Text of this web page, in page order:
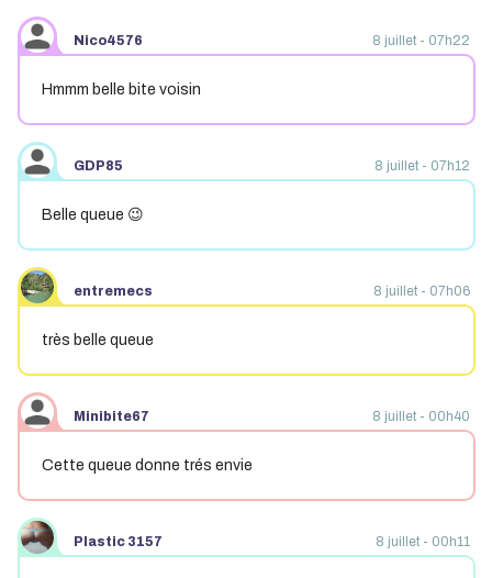
Nico4576 8 juillet - 07h22
Hmmm belle bite voisin
GDP85 8 juillet - 07h12
Belle queue 😉
entremecs 8 juillet - 07h06
très belle queue
Minibite67 8 juillet - 00h40
Cette queue donne trés envie
Plastic 3157 8 juillet - 00h11